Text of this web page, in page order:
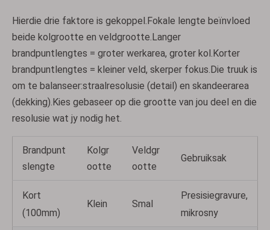
Hierdie drie faktore is gekoppel.Fokale lengte beïnvloed
beide kolgrootte en veldgrootte.Langer
brandpuntlengtes = groter werkarea, groter kol.Korter
brandpuntlengtes = kleiner veld, skerper fokus.Die truuk is
om te balanseer:straalresolusie (detail) en skandeerarea
(dekking).Kies gebaseer op die grootte van jou deel en die
resolusie wat jy nodig het.
Brandpunt
slengte
Kolgr
ootte
Veldgr
ootte
Gebruiksak
Kort
(100mm)
Klein Smal
Presisiegravure,
mikrosny